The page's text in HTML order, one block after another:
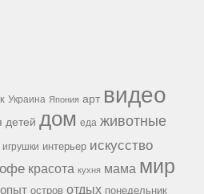
Украина Япония арт видео
детей дом еда животные
игрушки интерьер искусство
красота кухня мама мир
опыт остров отдых понедельник